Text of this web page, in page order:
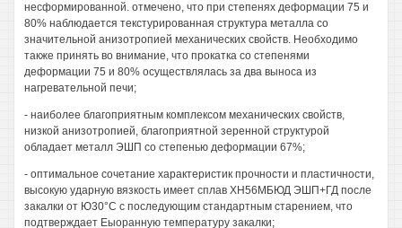
несформированной. отмечено, что при степенях деформации 75 и
80% наблюдается текстурированная структура металла со
значительной анизотропией механических свойств. Необходимо
также принять во внимание, что прокатка со степенями
деформации 75 и 80% осуществлялась за два выноса из
нагревательной печи;
- наиболее благоприятным комплексом механических свойств,
низкой анизотропией, благоприятной зеренной структурой
обладает металл ЭШП со степенью деформации 67%;
- оптимальное сочетание характеристик прочности и пластичности,
высокую ударную вязкость имеет сплав ХН56МБЮД ЭШП+ГД после
закалки от Ю30°С с последующим стандартным старением, что
подтверждает Еыоранную температуру закалки;